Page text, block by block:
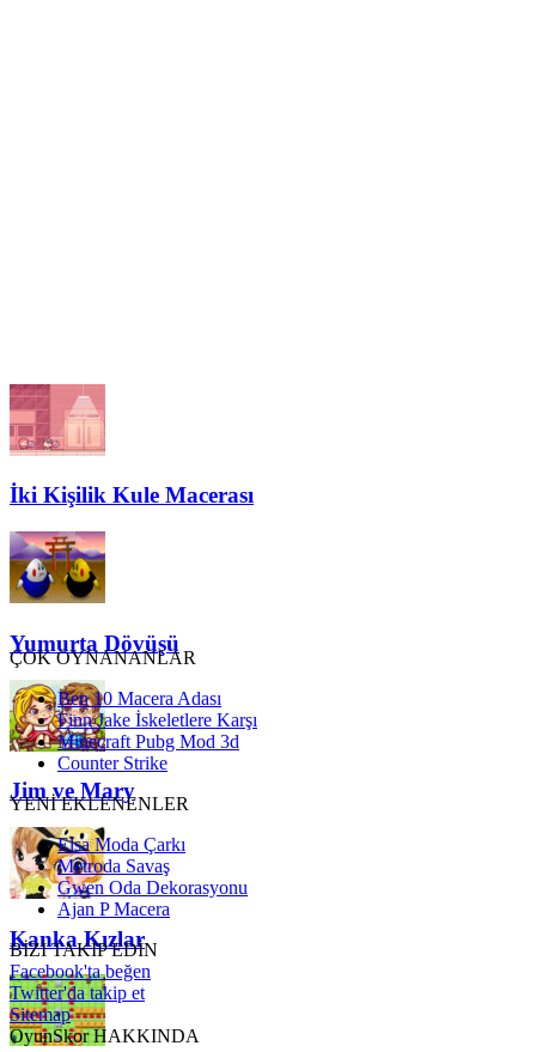
İki Kişilik Kule Macerası
Yumurta Dövüşü
Jim ve Mary
Kanka Kızlar
ÇOK OYNANANLAR
Ben 10 Macera Adası
Finn Jake İskeletlere Karşı
Minecraft Pubg Mod 3d
Counter Strike
YENİ EKLENENLER
Elsa Moda Çarkı
Metroda Savaş
Gwen Oda Dekorasyonu
Ajan P Macera
BİZİ TAKİP EDİN
Facebook'ta beğen
Twitter'da takip et
Sitemap
OyunSkor HAKKINDA